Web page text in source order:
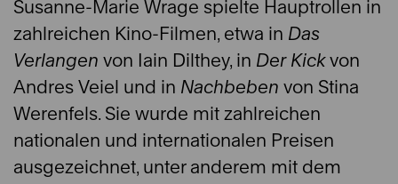
Susanne-Marie Wrage spielte Hauptrollen in
zahlreichen Kino-Filmen, etwa in Das
Verlangen von Iain Dilthey, in Der Kickvon
Andres Veiel und in Nachbeben von Stina
Werenfels. Sie wurde mit zahlreichen
nationalen und internationalen Preisen
ausgezeichnet, unter anderem mit dem